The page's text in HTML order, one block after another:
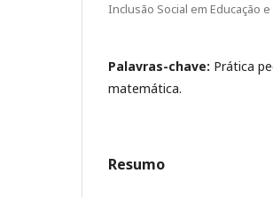
Inclusão Social em Educação
Palavras-chave: Prática
matemática.
Resumo